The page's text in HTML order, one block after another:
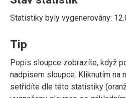
Statistiky byly vygenerovány:
Tip
Popis sloupce zobrazíte, když
nadpisem sloupce. Kliknutím na
setřídíte dle této statistiky